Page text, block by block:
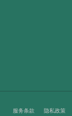
服务条款 隐私政策